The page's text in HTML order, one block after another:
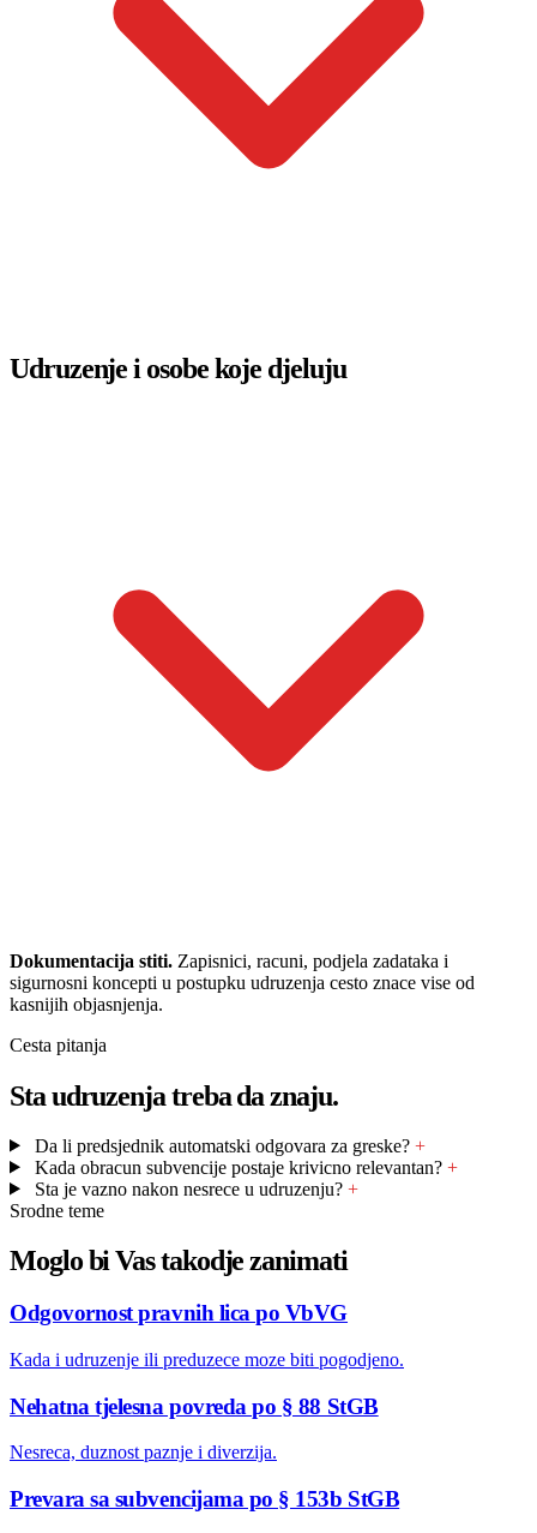
Udruzenje i osobe koje djeluju
Dokumentacija stiti. Zapisnici, racuni, podjela zadataka i
sigurnosni koncepti u postupku udruzenja cesto znace vise od
kasnijih objasnjenja.
Cesta pitanja
Sta udruzenja treba da znaju.
Da li predsjednik automatski odgovara za greske? +
Kada obracun subvencije postaje krivicno relevantan? +
Sta je vazno nakon nesrece u udruzenju? +
Srodne teme
Moglo bi Vas takodje zanimati
Odgovornost pravnih lica po VbVG
Kada i udruzenje ili preduzece moze biti pogodjeno.
Nehatna tjelesna povreda po § 88 StGB
Nesreca, duznost paznje i diverzija.
Prevara sa subvencijama po § 153b StGB